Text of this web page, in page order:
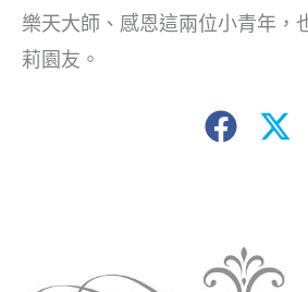
樂天大師、感恩這兩位小青年，
莉園友。